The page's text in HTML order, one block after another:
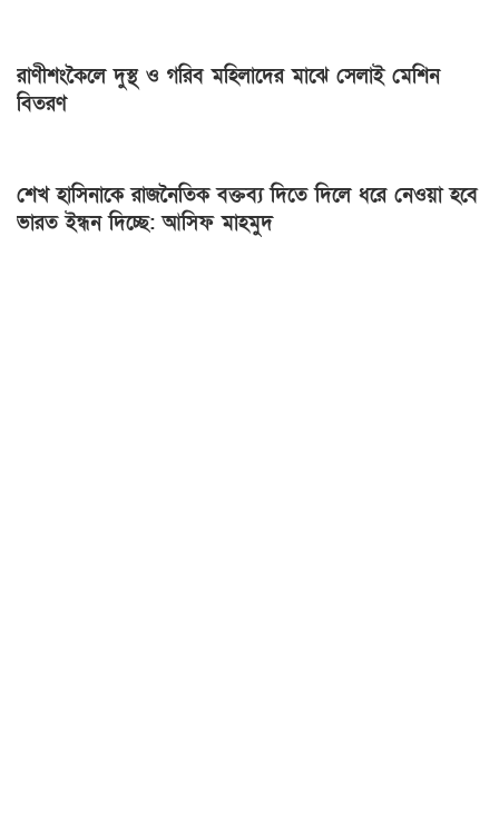
রাণীশংকৈলে দুস্থ ও গরিব মহিলাদের মাঝে সেলাই মেশিন
বিতরণ
শেখ হাসিনাকে রাজনৈতিক বক্তব্য দিতে দিলে ধরে নেওয়া হবে
ভারত ইন্ধন দিচ্ছে: আসিফ মাহমুদ